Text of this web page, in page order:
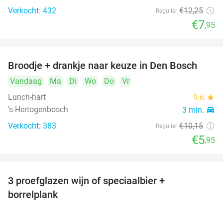
Verkocht: 432 Regulier €12,25
€7,95
41%
Broodje + drankje naar keuze in Den Bosch
Vandaag Ma Di Wo Do
Vr
Lunch-hart
9.6 star
's-Hertogenbosch 3 min. directions_car
Verkocht: 383 Regulier €10,15
€5,95
3 proefglazen wijn of speciaalbier +
borrelplank